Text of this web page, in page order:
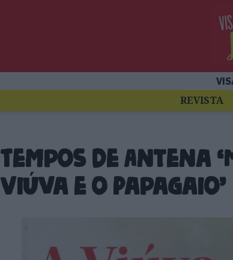
REVISTA
Tempos de Antena
Viúva e o Papagaio’